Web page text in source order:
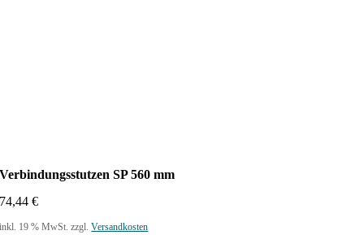
Verbindungsstutzen SP 560 mm
74,44€
inkl. 19 % MwSt. zzgl.Versandkosten